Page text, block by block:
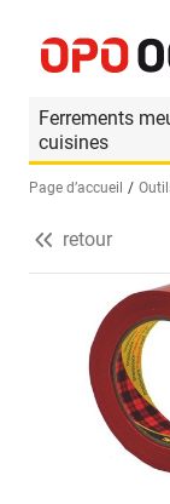
Ferrements
cuisines
Sélectionnez
Page d’accueil
retour